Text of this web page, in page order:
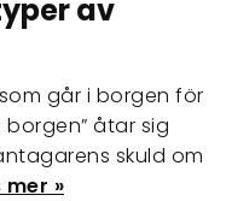
av
går i borgen för
åtar sig
skuld om
mer »